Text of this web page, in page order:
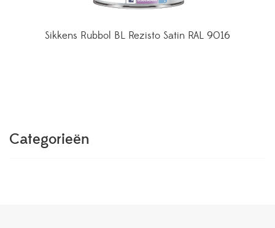
Sikkens Rubbol BL Rezisto Satin RAL 9016
Categorieën